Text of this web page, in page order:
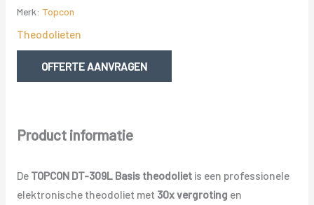
met
aantal
Merk: Topcon
Theodolieten
OFFERTE AANVRAGEN
Product informatie
De TOPCON DT-309L Basis theodolietis een professionele
elektronische theodoliet met 30x vergroting en